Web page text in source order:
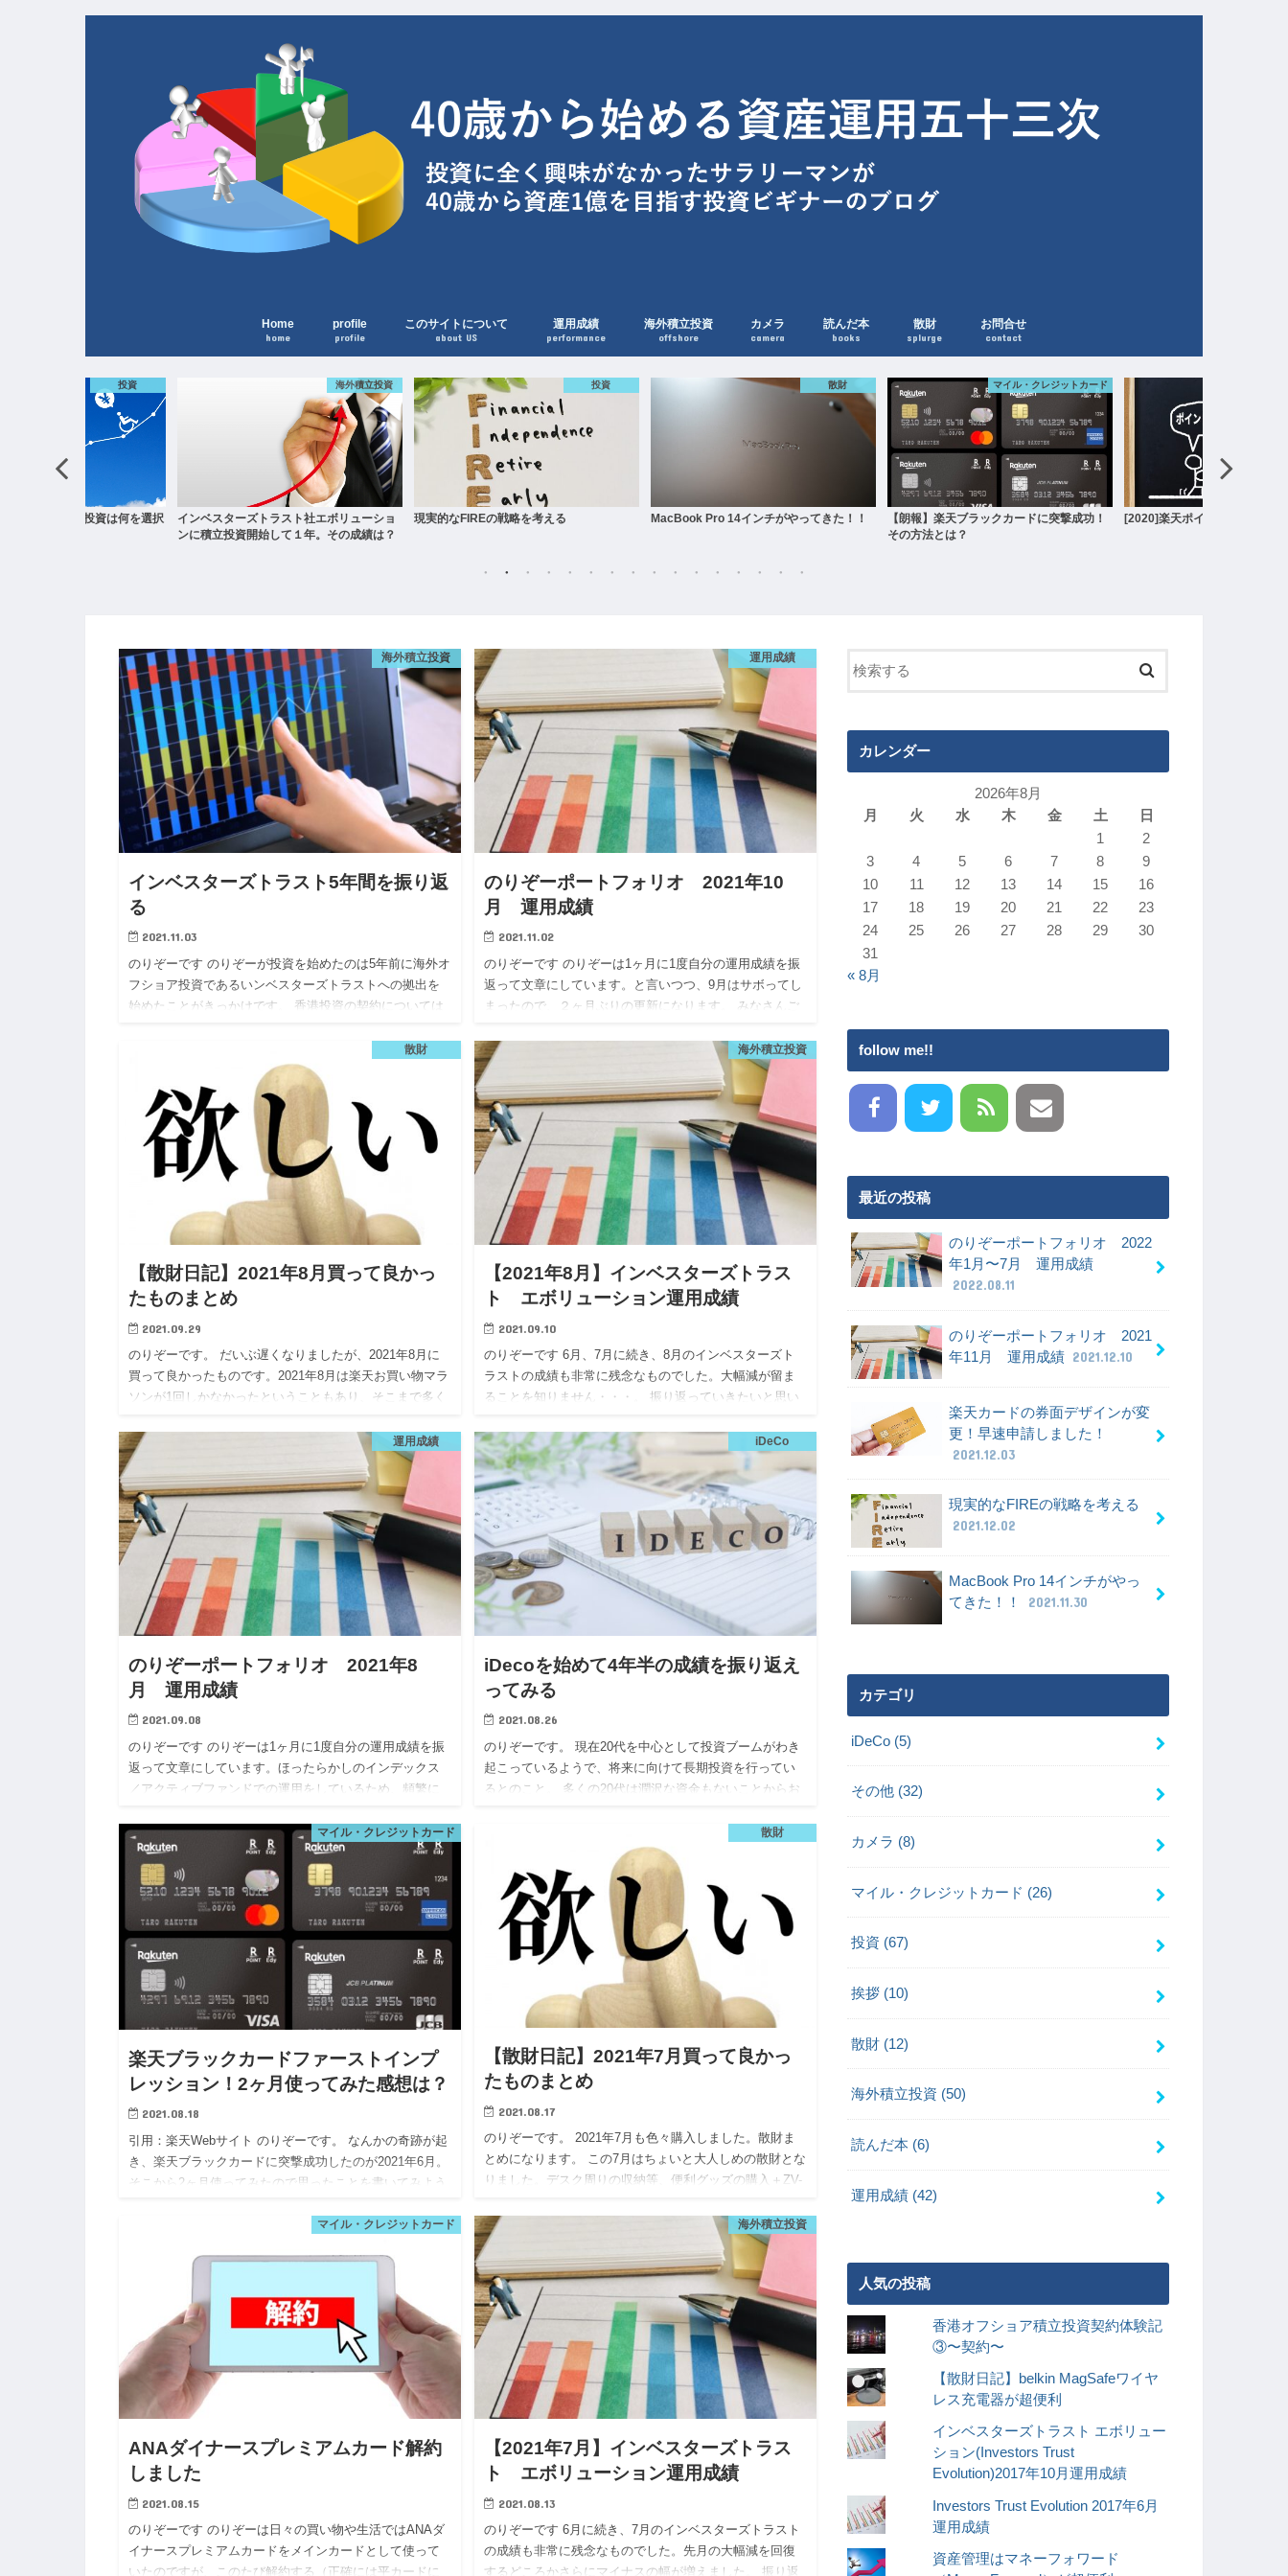
Home
home
profile
profile
このサイトについて
about US
運用成績
performance
海外積立投資
offshore
カメラ
camera
読んだ本
books
散財
splurge
お問合せ
contact
海外積立投資
ズトラスト社エボリューショ
投資
現実的なFIREの戦略を考える
散財
MacBook Pro 14インチがやってきた！！
マイル・クレジットカード
【朗報】楽天ブラックカードに突撃成功！
その他
[2020]楽天ポイント獲得成績 2020年年間成績
海外積立投資
インベスターズトラスト5年間を振り返
る
2021.11.03
のりぞーです のりぞーが投資を始めたのは5年前に海外オ
フショア投資であるいンベスターズトラストへの拠出を
始めたことがきっかけです。 香港投資の契約については
運用成績
のりぞーポートフォリオ 2021年10
月 運用成績
2021.11.02
のりぞーです のりぞーは1ヶ月に1度自分の運用成績を振
返って文章にしています。と言いつつ、9月はサボってし
まったので、２ヶ月ぶりの更新になります。 みなさんご
気にさがり…
散財
【散財日記】2021年8月買って良かっ
たものまとめ
2021.09.29
のりぞーです。 だいぶ遅くなりましたが、2021年8月に
買って良かったものです。2021年8月は楽天お買い物マラ
ソンが1回しかなかったということもあり、そこまで多く
ったの…
海外積立投資
【2021年8月】インベスターズトラス
ト エボリューション運用成績
2021.09.10
のりぞーです 6月、7月に続き、8月のインベスターズト
ラストの成績も非常に残念なものでした。大幅減が留ま
ることを知りません・・・。 振り返っていきたいと思い
成…
運用成績
のりぞーポートフォリオ 2021年8
月 運用成績
2021.09.08
のりぞーです のりぞーは1ヶ月に1度自分の運用成績を振
返って文章にしています。ほったらかしのインデックス
／アクティブファンドでの運用をしているため、頻繁に
すが、自分自身の…
iDeCo
iDecoを始めて4年半の成績を振り返え
ってみる
2021.08.26
のりぞーです。 現在20代を中心として投資ブームがわき
起こっているようで、将来に向けて長期投資を行ってい
るとのこと。 多くの20代は潤沢な資金もないことからお
マイル・クレジットカード
楽天ブラックカードファーストインプ
レッション！2ヶ月使ってみた感想は？
2021.08.18
引用：楽天Webサイト のりぞーです。 なんかの奇跡が起
き、楽天ブラックカードに突撃成功したのが2021年6月。
そこから2ヶ月使ってみたので思ったことを書いてみよう
散財
【散財日記】2021年7月買って良かっ
たものまとめ
2021.08.17
のりぞーです。 2021年7月も色々購入しました。散財ま
とめになります。 この7月はちょいと大人しめの散財とな
りました。デスク周りの収納等、便利グッズの購入＋ZV-
と…
マイル・クレジットカード
ANAダイナースプレミアムカード解約
しました
2021.08.15
のりぞーです のりぞーは日々の買い物や生活ではANAダ
イナースプレミアムカードをメインカードとして使って
いたのですが、このたび解約する（正確には平カードに
海外積立投資
【2021年7月】インベスターズトラス
ト エボリューション運用成績
2021.08.13
のりぞーです 6月に続き、7月のインベスターズトラスト
の成績も非常に残念なものでした。先月の大幅減を回復
するどころかさらにマイナスの幅が増えました。 振り返
カレンダー
2026年8月
月
火 水 木 金 土
日
1
2
3
4 5 6 7 8
9
10
11 12 13 14 15
16
17
18 19 20 21 22
23
24
25 26 27 28 29
30
31
« 8月
follow me!!
最近の投稿
のりぞーポートフォリオ 2022
年1月〜7月 運用成績
2022.08.11
のりぞーポートフォリオ 2021
年11月 運用成績 2021.12.10
楽天カードの券面デザインが変
更！早速申請しました！
2021.12.03
現実的なFIREの戦略を考える
2021.12.02
MacBook Pro 14インチがやっ
てきた！！
2021.11.30
カテゴリ
iDeCo (5)
その他 (32)
カメラ (8)
マイル・クレジットカード (26)
投資 (67)
挨拶 (10)
散財 (12)
海外積立投資 (50)
読んだ本 (6)
運用成績 (42)
人気の投稿
香港オフショア積立投資契約体験記
③〜契約〜
【散財日記】belkin MagSafeワイヤ
レス充電器が超便利
インベスターズトラスト エボリュー
ション(Investors Trust
Evolution)2017年10月運用成績
Investors Trust Evolution 2017年6月
運用成績
資産管理はマネーフォワード